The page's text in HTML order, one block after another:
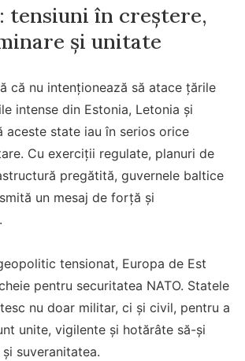
tensiuni în creștere,
și unitate
că nu intenționează să atace țările
intense din Estonia, Letonia și
aceste state iau în serios orice
Cu exerciții regulate, planuri de
pregătită, guvernele baltice
un mesaj de forță și
tensionat, Europa de Est
pentru securitatea NATO. Statele
nu doar militar, ci și civil, pentru a
unite, vigilente și hotărâte să-și
suveranitatea.